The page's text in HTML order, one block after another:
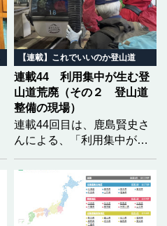
大きな揺らぎの中で、山と
いのちがどう繋がり、私た
ちの暮らしがどう変わって
いくのか。 地域の自然と暮
らしから、山の未来を共に
考えます。
【連載】これでいいのか登山道
連載44 利用集中が生む登
山道荒廃（その２ 登山道
整備の現場）
連載44回目は、鹿島賢史さ
んによる、「利用集中が生
なります。福島県の安達太
良山を事例に、前回は登山
道荒廃の実態をレポートい
ただきましたが、今回は、